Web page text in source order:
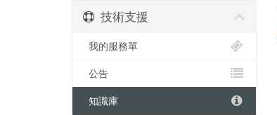
技術支援
我的服務單
公告
知識庫